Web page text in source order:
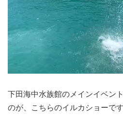
下田海中水族館のメインイベン
のが、こちらのイルカショーです